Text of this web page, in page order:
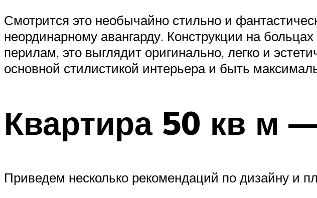
Смотрится это необычайно стильно и
неординарному авангарду. Конструкции на
перилам, это выглядит оригинально, легко и
основной стилистикой интерьера и быть
Квартира 50 кв м
Приведем несколько рекомендаций по дизайну и